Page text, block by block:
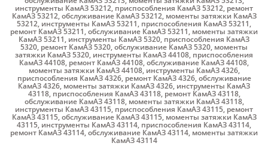
инструменты КамАЗ 53212, приспособления КамАЗ 53212, ремонт
КамАЗ 53212,обслуживание КамАЗ 53212, моменты затяжки КамАЗ
53212, инструменты КамАЗ 53211, приспособления КамАЗ 53211,
ремонт КамАЗ 53211,обслуживание КамАЗ 53211, моменты затяжки
КамАЗ 53211, инструменты КамАЗ 5320, приспособления КамАЗ
5320, ремонт КамАЗ 5320,обслуживание КамАЗ 5320, моменты
затяжки КамАЗ 5320, инструменты КамАЗ 44108, приспособления
КамАЗ 44108, ремонт КамАЗ 44108,обслуживание КамАЗ 44108,
моменты затяжки КамАЗ 44108, инструменты КамАЗ 4326,
приспособления КамАЗ 4326, ремонт КамАЗ 4326,обслуживание
КамАЗ 4326, моменты затяжки КамАЗ 4326, инструменты КамАЗ
43118, приспособления КамАЗ 43118, ремонт КамАЗ 43118,
обслуживание КамАЗ 43118, моменты затяжки КамАЗ 43118,
инструменты КамАЗ 43115, приспособления КамАЗ 43115, ремонт
КамАЗ 43115,обслуживание КамАЗ 43115, моменты затяжки КамАЗ
43115, инструменты КамАЗ 43114, приспособления КамАЗ 43114,
ремонт КамАЗ 43114,обслуживание КамАЗ 43114, моменты затяжки
КамАЗ 43114